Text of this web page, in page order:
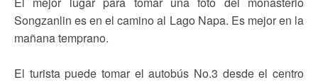
Songzanlin es en el camino al Lago Napa. Es mejor en la
mañana temprano.
El turista puede tomar el autobús No.3 desde el centro